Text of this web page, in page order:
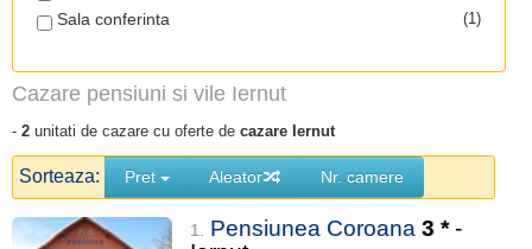
(1)
Sala conferinta
Cazare pensiuni si vile Iernut
- 2 unitati de cazare cu oferte de cazare Iernut
Sorteaza: Pret Aleator Nr. camere
1. Pensiunea Coroana 3 * -